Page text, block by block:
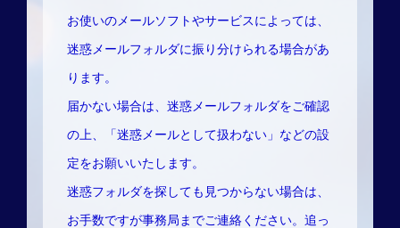
お使いのメールソフトやサービスによっては、
迷惑メールフォルダに振り分けられる場合があ
ります。
届かない場合は、迷惑メールフォルダをご確認
の上、「迷惑メールとして扱わない」などの設
定をお願いいたします。
迷惑フォルダを探しても見つからない場合は、
お手数ですが事務局までご連絡ください。追っ